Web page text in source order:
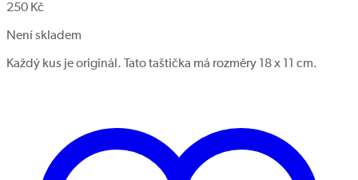
250 Kč
Není skladem
Každý kus je originál. Tato taštička má rozměry 18 x 11 cm.